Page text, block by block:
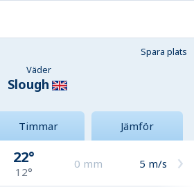
Spara plats
Väder
Slough
Timmar Jämför
22°
12°
0 mm 5 m/s